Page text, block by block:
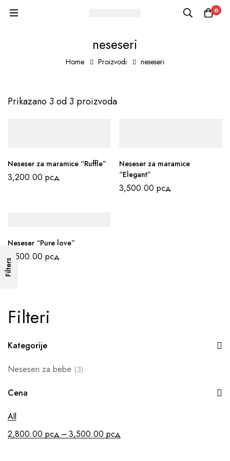
0
neseseri
Home Proizvodi neseseri
Filteri
Kategorije
Neseseri za bebe (3)
Cena
All
2,800.00 рсд –3,500.00 рсд
Filters
Prikazano 3 od 3 proizvoda
Neseser za maramice “Ruffle”
3,200.00 рсд
Neseser za maramice
“Elegant”
3,500.00 рсд
Neseser “Pure love”
3,500.00 рсд